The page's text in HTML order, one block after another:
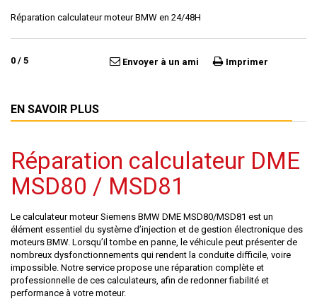
Réparation calculateur moteur BMW en 24/48H
0 / 5 Envoyer à un ami Imprimer
EN SAVOIR PLUS
Réparation calculateur DME
MSD80 / MSD81
Le calculateur moteur Siemens BMW DME MSD80/MSD81 est un
élément essentiel du système d’injection et de gestion électronique des
moteurs BMW. Lorsqu’il tombe en panne, le véhicule peut présenter de
nombreux dysfonctionnements qui rendent la conduite difficile, voire
impossible. Notre service propose une réparation complète et
professionnelle de ces calculateurs, afin de redonner fiabilité et
performance à votre moteur.